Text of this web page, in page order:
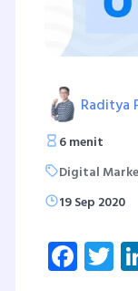
Raditya
6 menit
Digital
19 Sep 2020